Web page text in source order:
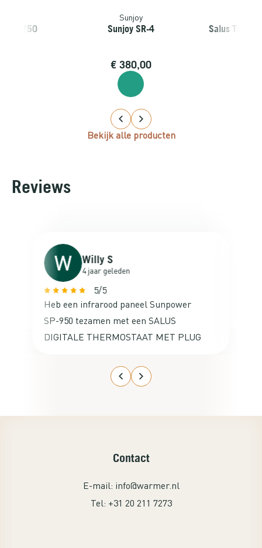
SP-750
Sunjoy
Sunjoy SR-4
€380,00
Salus
Bekijk alle producten
Reviews
Willy S
4 jaar geleden
5/5
Heb een infrarood paneel Sunpower
SP-950 tezamen met een SALUS
DIGITALE THERMOSTAAT MET PLUG
zolder. De aansluiting ervan was
kinderlijk eenvoudig en het werkte
set kopen voor de studeerkamer van
Contact
E-mail: info@warmer.nl
Tel: +31 20 211 7273